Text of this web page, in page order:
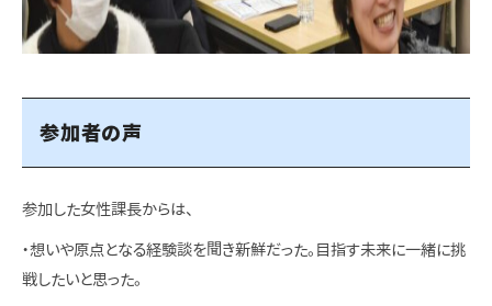
参加者の声
参加した女性課長からは、
・想いや原点となる経験談を聞き新鮮だった。目指す未来に一緒に挑
戦したいと思った。